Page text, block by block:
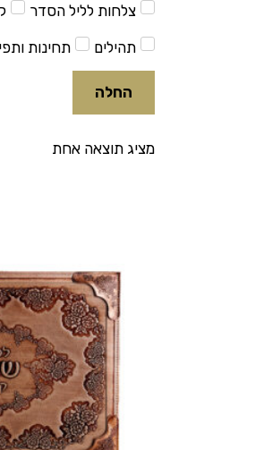
צלחות לליל הסדר
תהילים תחינות
החלה
מציג תוצאה אחת